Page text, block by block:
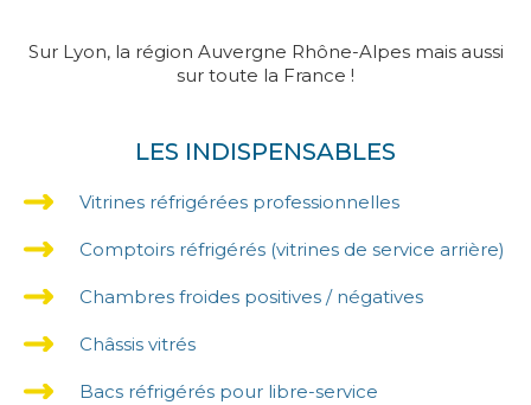
Sur Lyon, la région Auvergne Rhône-Alpes mais aussi
sur toute la France !
LES INDISPENSABLES
Vitrines réfrigérées professionnelles
Comptoirs réfrigérés (vitrines de service arrière)
Chambres froides positives / négatives
Châssis vitrés
Bacs réfrigérés pour libre-service